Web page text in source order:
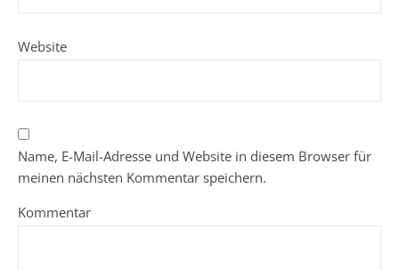
Website
Name, E-Mail-Adresse und Website in diesem Browser für
meinen nächsten Kommentar speichern.
Kommentar